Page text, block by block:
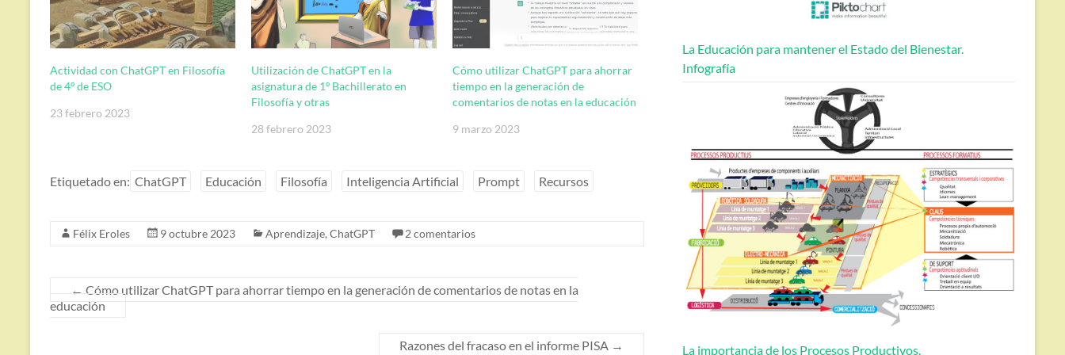
Actividad con ChatGPT en Filosofía
de 4º de ESO
23 febrero 2023
Utilización de ChatGPT en la
asignatura de 1º Bachillerato en
Filosofía y otras
28 febrero 2023
Cómo utilizar ChatGPT para ahorrar
tiempo en la generación de
comentarios de notas en la educación
9 marzo 2023
Etiquetado en: ChatGPT Educación Filosofía Inteligencia Artificial Prompt Recursos
Félix Eroles 9 octubre 2023 Aprendizaje, ChatGPT 2 comentarios
← Cómo utilizar ChatGPT para ahorrar tiempo en la generación de comentarios de notas en la
educación
Razones del fracaso en el informe PISA →
La Educación para mantener el Estado del Bienestar.
Infografía
La importancia de los Procesos Productivos.